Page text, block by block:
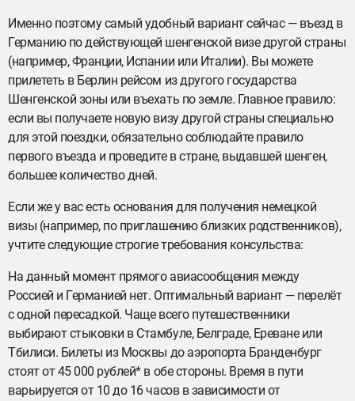
Именно поэтому самый удобный вариант сейчас — въезд в
Германию по действующей шенгенской визе другой страны
(например, Франции, Испании или Италии). Вы можете
прилететь в Берлин рейсом из другого государства
Шенгенской зоны или въехать по земле. Главное правило:
если вы получаете новую визу другой страны специально
для этой поездки, обязательно соблюдайте правило
первого въезда и проведите в стране, выдавшей шенген,
большее количество дней.
Если же у вас есть основания для получения немецкой
визы (например, по приглашению близких родственников),
учтите следующие строгие требования консульства:
На данный момент прямого авиасообщения между
Россией и Германией нет. Оптимальный вариант — перелёт
с одной пересадкой. Чаще всего путешественники
выбирают стыковки в Стамбуле, Белграде, Ереване или
Тбилиси. Билеты из Москвы до аэропорта Бранденбург
стоят от 45 000 рублей* в обе стороны. Время в пути
варьируется от 10 до 16 часов в зависимости от